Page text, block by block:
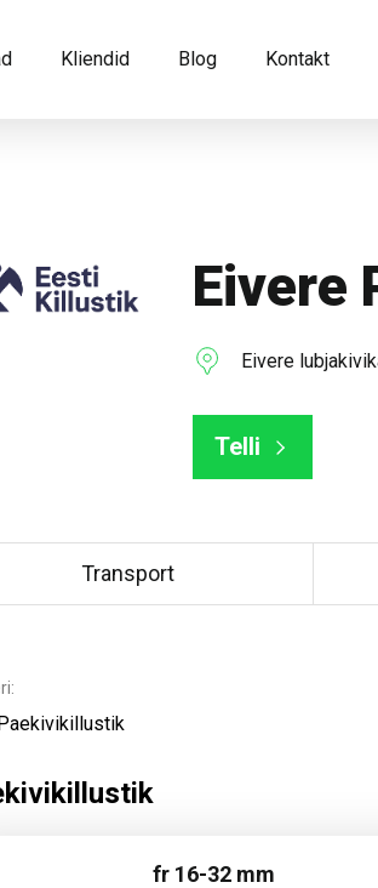
Kliendid Blog Kontakt
Eivere
Eivere
Telli
Transport
fr 16-32 mm